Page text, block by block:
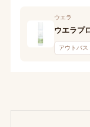
ウエラ
アウトバス